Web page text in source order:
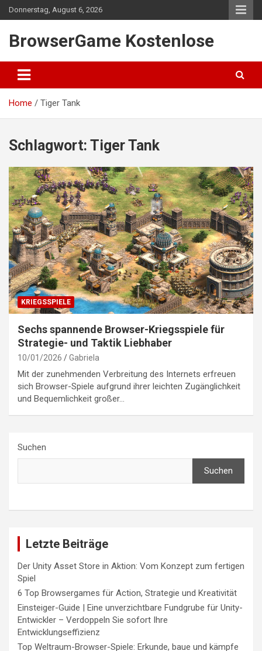
Skip
to
Donnerstag, August 6, 2026
BrowserGame Kostenlose
Home Tiger Tank
Schlagwort: Tiger Tank
KRIEGSSPIELE
Sechs spannende Browser-Kriegsspiele für
Strategie- und Taktik Liebhaber
10/01/2026 Gabriela
Mit der zunehmenden Verbreitung des Internets erfreuen
sich Browser-Spiele aufgrund ihrer leichten Zugänglichkeit
und Bequemlichkeit großer…
Suchen
Suchen
Letzte Beiträge
Der Unity Asset Store in Aktion: Vom Konzept zum fertigen
Spiel
6 Top Browsergames für Action, Strategie und Kreativität
Einsteiger-Guide | Eine unverzichtbare Fundgrube für Unity-
Entwickler – Verdoppeln Sie sofort Ihre
Entwicklungseffizienz
Top Weltraum-Browser-Spiele: Erkunde, baue und kämpfe